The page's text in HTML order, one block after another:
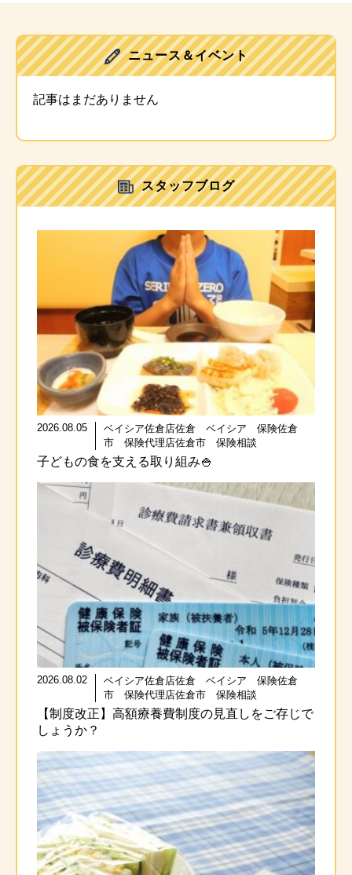
ニュース＆イベント
記事はまだありません
スタッフブログ
2026.08.05
ベイシア佐倉店佐倉 ベイシア 保険佐倉
市 保険代理店佐倉市 保険相談
子どもの食を支える取り組み🍚
2026.08.02
ベイシア佐倉店佐倉 ベイシア 保険佐倉
市 保険代理店佐倉市 保険相談
【制度改正】高額療養費制度の見直しをご存じで
しょうか？